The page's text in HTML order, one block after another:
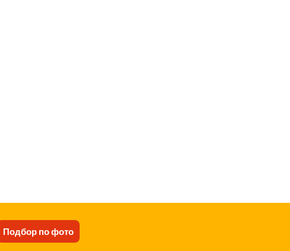
Подбор по фото